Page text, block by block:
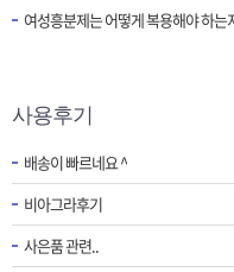
여성흥분제는 어떻게 복용해야 하는
사용후기
배송이 빠르네요 ^
비아그라후기
사은품 관련..